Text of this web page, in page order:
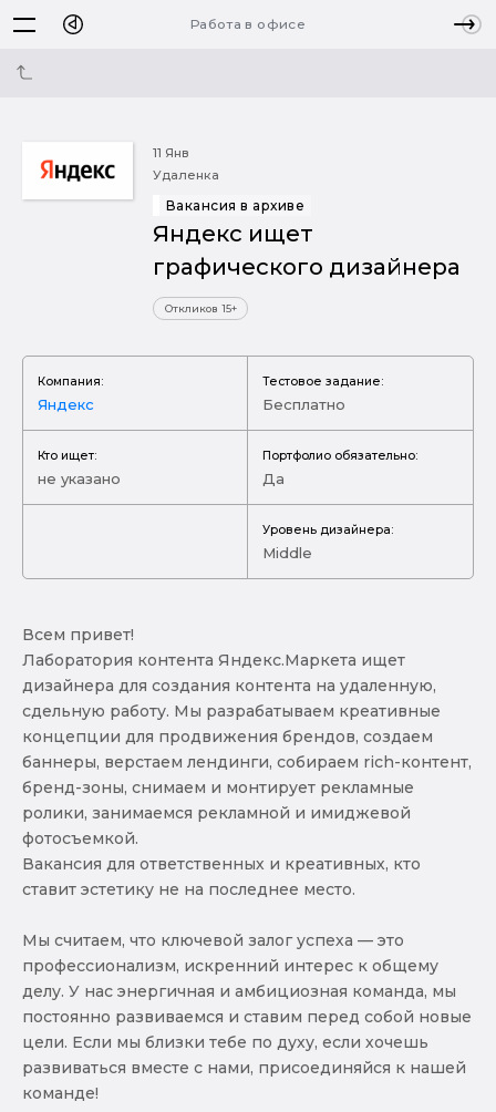
Работа в офисе
11 Янв
Удаленка
Вакансия в архиве
Яндекс ищет
графического дизайнера
Откликов 15+
Компания:
Яндекс
Тестовое задание:
Бесплатно
Кто ищет:
не указано
Портфолио обязательно:
Да
Уровень дизайнера:
Middle
Всем привет!
Лаборатория контента Яндекс.Маркета ищет
дизайнера для создания контента на удаленную,
сдельную работу. Мы разрабатываем креативные
концепции для продвижения брендов, создаем
баннеры, верстаем лендинги, собираем rich-контент,
бренд-зоны, снимаем и монтирует рекламные
ролики, занимаемся рекламной и имиджевой
фотосъемкой.
Вакансия для ответственных и креативных, кто
ставит эстетику не на последнее место.
Мы считаем, что ключевой залог успеха — это
профессионализм, искренний интерес к общему
делу. У нас энергичная и амбициозная команда, мы
постоянно развиваемся и ставим перед собой новые
цели. Если мы близки тебе по духу, если хочешь
развиваться вместе с нами, присоединяйся к нашей
команде!